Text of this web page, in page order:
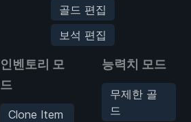
골드 편집
보석 편집
인벤토리 모
드
Clone Item
능력치 모드
무제한 골
드